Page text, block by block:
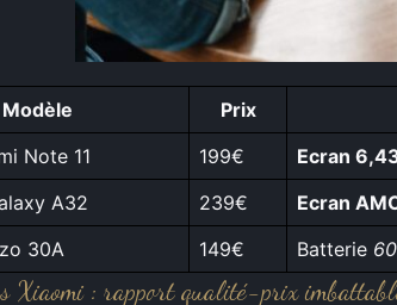
Modèle Prix
Note 11
199€ Ecran
A32
239€ Ecran
30A
149€ Batterie
Xiaomi : rapport qualité-prix